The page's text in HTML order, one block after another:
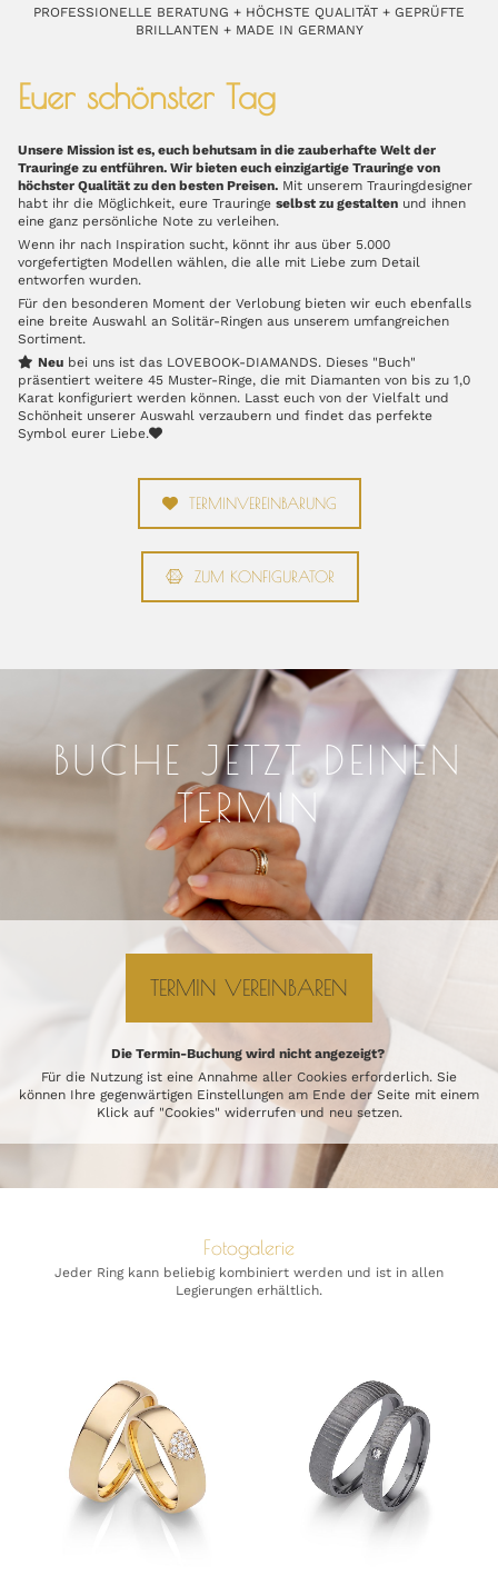
PROFESSIONELLE BERATUNG + HÖCHSTE QUALITÄT + GEPRÜFTE
BRILLANTEN + MADE IN GERMANY
Euer schönster Tag
Unsere Mission ist es, euch behutsam in die zauberhafte Welt der
Trauringe zu entführen. Wir bieten euch einzigartige Trauringe von
höchster Qualität zu den besten Preisen. Mit unserem Trauringdesigner
habt ihr die Möglichkeit, eure Trauringe selbst zu gestalten und ihnen
eine ganz persönliche Note zu verleihen.
Wenn ihr nach Inspiration sucht, könnt ihr aus über 5.000
vorgefertigten Modellen wählen, die alle mit Liebe zum Detail
entworfen wurden.
Für den besonderen Moment der Verlobung bieten wir euch ebenfalls
eine breite Auswahl an Solitär-Ringen aus unserem umfangreichen
Sortiment.
 Neu bei uns ist das LOVEBOOK-DIAMANDS. Dieses "Buch"
präsentiert weitere 45 Muster-Ringe, die mit Diamanten von bis zu 1,0
Karat konfiguriert werden können. Lasst euch von der Vielfalt und
Schönheit unserer Auswahl verzaubern und findet das perfekte
Symbol eurer Liebe.
TERMINVEREINBARUNG
ZUM KONFIGURATOR
BUCHE JETZT DEINEN
TERMIN
TERMIN VEREINBAREN
Die Termin-Buchung wird nicht angezeigt?
Für die Nutzung ist eine Annahme aller Cookies erforderlich. Sie
können Ihre gegenwärtigen Einstellungen am Ende der Seite mit einem
Klick auf "Cookies" widerrufen und neu setzen.
Fotogalerie
Jeder Ring kann beliebig kombiniert werden und ist in allen
Legierungen erhältlich.